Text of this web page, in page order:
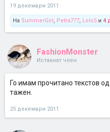
19 декември 2011
На SummerGirl, Petra777, Lolo5 и 4
FashionMonster
Истакнат член
Го имам прочитано текстов
тажен.
25 декември 2011